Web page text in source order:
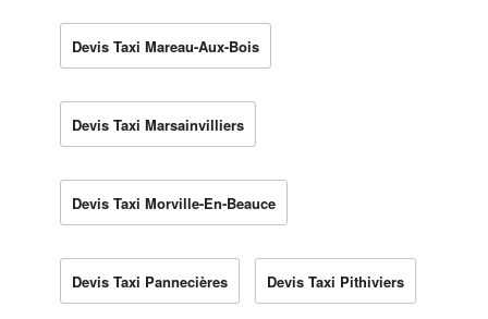
Devis Taxi Mareau-Aux-Bois
Devis Taxi Marsainvilliers
Devis Taxi Morville-En-Beauce
Devis Taxi Pannecières Devis Taxi Pithiviers